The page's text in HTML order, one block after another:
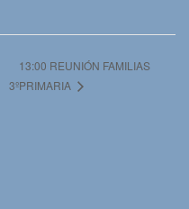
13:00 REUNIÓN FAMILIAS
3ºPRIMARIA